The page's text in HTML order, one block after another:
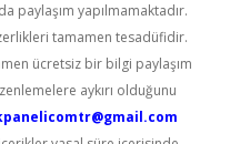
paylaşım yapılmamaktadır.
tamamen tesadüfidir.
ücretsiz bir bilgi paylaşım
aykırı olduğunu